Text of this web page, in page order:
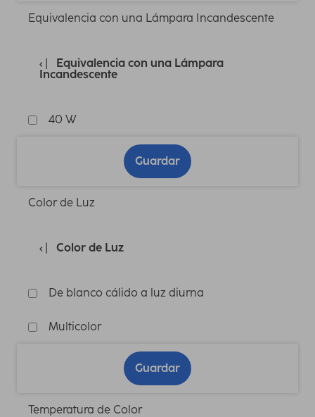
Equivalencia con una Lámpara Incandescente
Equivalencia con una Lámpara
Incandescente
40 W
Guardar
Color de Luz
Color de Luz
De blanco cálido a luz diurna
Multicolor
Guardar
Temperatura de Color